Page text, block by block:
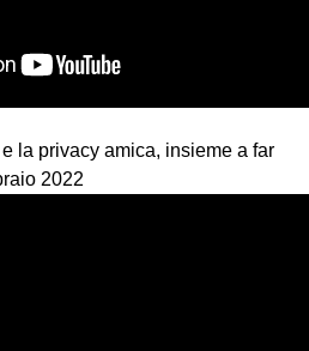
la privacy amica, insieme a far
2022